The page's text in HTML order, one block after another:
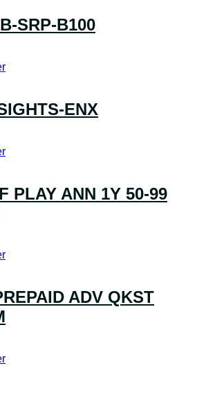
SRP-B100
ENX
PLAY ANN 1Y 50-99
ADV QKST